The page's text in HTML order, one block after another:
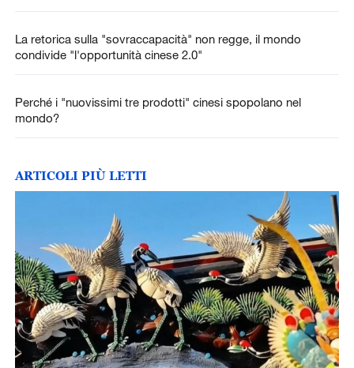
La retorica sulla "sovraccapacità" non regge, il mondo
condivide "l'opportunità cinese 2.0"
Perché i "nuovissimi tre prodotti" cinesi spopolano nel
mondo?
ARTICOLI PIÙ LETTI